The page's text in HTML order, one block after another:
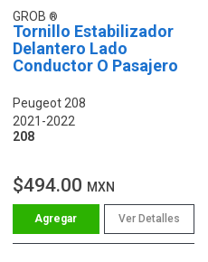
GROB
Tornillo Estabilizador
Delantero Lado
Conductor O Pasajero
Peugeot 208
2021-2022
208
$494.00 MXN
Ver Detalles